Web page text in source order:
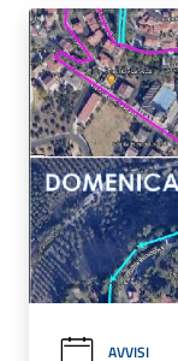
AVVISI